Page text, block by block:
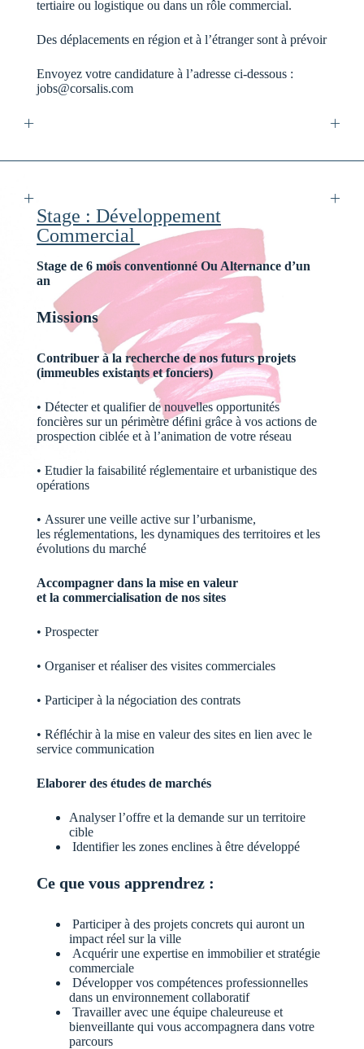
tertiaire ou logistique ou dans un rôle commercial.
Des déplacements en région et à l’étranger sont à prévoir
Envoyez votre candidature à l’adresse ci-dessous :
jobs@corsalis.com
Stage : Développement
Commercial
Stage de 6 mois conventionné Ou Alternance d’un
an
Missions
Contribuer à la recherche de nos futurs projets
(immeubles existants et fonciers)
• Détecter et qualifier de nouvelles opportunités
foncières sur un périmètre défini grâce à vos actions de
prospection ciblée et à l’animation de votre réseau
• Etudier la faisabilité réglementaire et urbanistique des
opérations
• Assurer une veille active sur l’urbanisme,
les réglementations, les dynamiques des territoires et les
évolutions du marché
Accompagner dans la mise en valeur
et la commercialisation de nos sites
• Prospecter
• Organiser et réaliser des visites commerciales
• Participer à la négociation des contrats
• Réfléchir à la mise en valeur des sites en lien avec le
service communication
Elaborer des études de marchés
Analyser l’offre et la demande sur un territoire
cible
Identifier les zones enclines à être développé
Ce que vous apprendrez :
Participer à des projets concrets qui auront un
impact réel sur la ville
Acquérir une expertise en immobilier et stratégie
commerciale
Développer vos compétences professionnelles
dans un environnement collaboratif
Travailler avec une équipe chaleureuse et
bienveillante qui vous accompagnera dans votre
parcours